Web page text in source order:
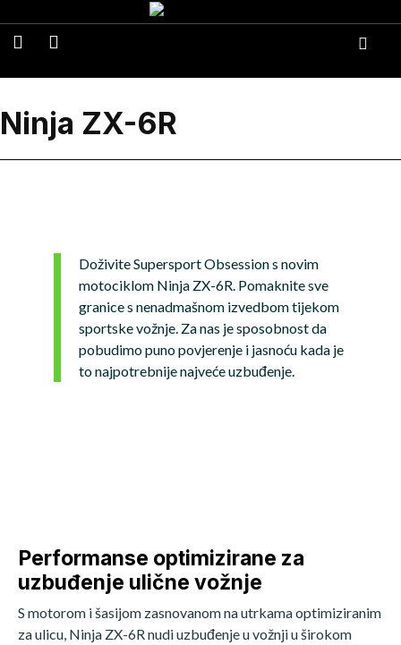
Ninja ZX-6R
Doživite Supersport Obsession s novim
motociklom Ninja ZX-6R. Pomaknite sve
granice s nenadmašnom izvedbom tijekom
sportske vožnje. Za nas je sposobnost da
pobudimo puno povjerenje i jasnoću kada je
to najpotrebnije najveće uzbuđenje.
Performanse optimizirane za
uzbuđenje ulične vožnje
S motorom i šasijom zasnovanom na utrkama optimiziranim
za ulicu, Ninja ZX-6R nudi uzbuđenje u vožnji u širokom